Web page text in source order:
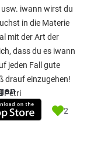
iwann wirst du
in die Materie
mit der Art der
dass du es iwann
jeden Fall gute
drauf einzugehen!
Petri
2